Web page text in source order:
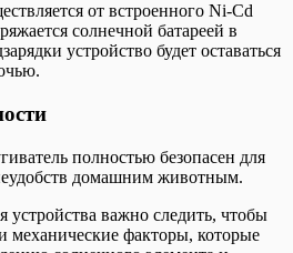
от встроенного Ni-Cd
солнечной батареей в
устройство будет оставаться
полностью безопасен для
домашним животным.
устройства важно следить, чтобы
механические факторы, которые